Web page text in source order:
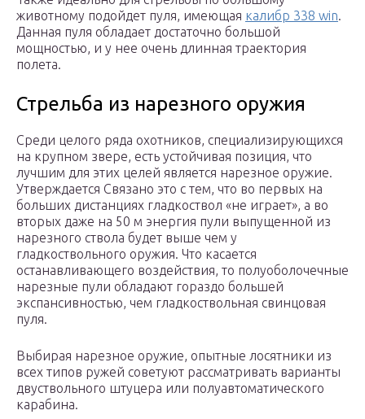
животному подойдет пуля, имеющая калибр 338 win.
Данная пуля обладает достаточно большой
мощностью, и у нее очень длинная траектория
полета.
Стрельба из нарезного оружия
Среди целого ряда охотников, специализирующихся
на крупном звере, есть устойчивая позиция, что
лучшим для этих целей является нарезное оружие.
Утверждается Связано это с тем, что во первых на
больших дистанциях гладкоствол «не играет», а во
вторых даже на 50 м энергия пули выпущенной из
нарезного ствола будет выше чем у
гладкоствольного оружия. Что касается
останавливающего воздействия, то полуоболочечные
нарезные пули обладают гораздо большей
экспансивностью, чем гладкоствольная свинцовая
пуля.
Выбирая нарезное оружие, опытные лосятники из
всех типов ружей советуют рассматривать варианты
двуствольного штуцера или полуавтоматического
карабина.